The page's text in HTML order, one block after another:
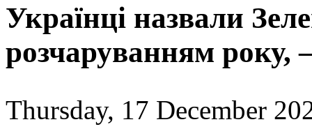
Українці назвали
розчаруванням року,
Thursday, 17 December